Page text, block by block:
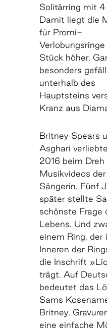
Solitärring mit 4
Damit liegt die
für Promi-
Stück höher.
besonders
unterhalb des
Hauptsteins
Kranz aus
Britney Spears
Asghari
2016 beim Dreh
Musikvideos der
Sängerin. Fünf
später stellte
schönste Frage
Lebens. Und
einem Ring, der
Inneren der
die Inschrift
trägt. Auf
bedeutet das
Sams
Britney.
eine einfache